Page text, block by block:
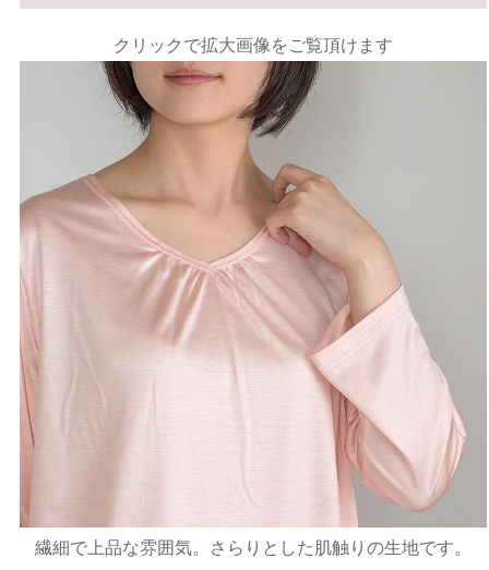
クリックで拡大画像をご覧頂けます
繊細で上品な雰囲気。さらりとした肌触りの生地です。